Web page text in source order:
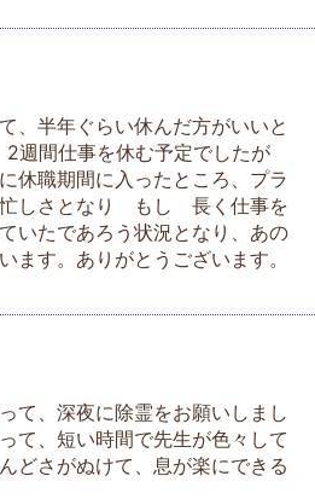
、半年ぐらい休んだ方がいいと
週間仕事を休む予定でしたが
休職期間に入ったところ、プラ
忙しさとなり もし 長く仕事を
いたであろう状況となり、あの
ます。ありがとうございます。
て、深夜に除霊をお願いしまし
て、短い時間で先生が色々して
どさがぬけて、息が楽にできる